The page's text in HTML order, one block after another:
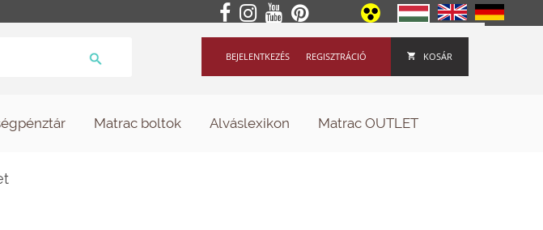
KOSÁR
REGISZTRÁCIÓ
BEJELENTKEZÉS
Matrac boltok Alváslexikon Matrac OUTLET